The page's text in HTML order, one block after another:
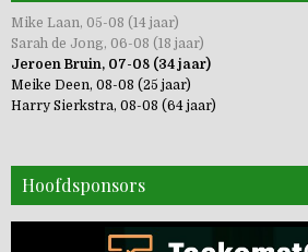
Mike Laan, 05-08 (14 jaar)
Sarah de Jong, 06-08 (18 jaar)
Jeroen Bruin, 07-08 (34 jaar)
Meike Deen, 08-08 (25 jaar)
Harry Sierkstra, 08-08 (64 jaar)
Hoofdsponsors